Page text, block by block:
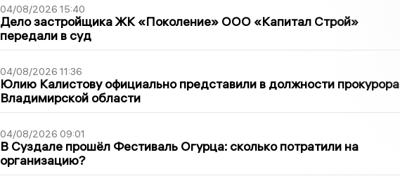
04/08/2026 15:40
Дело застройщика ЖК «Поколение» ООО «Капитал Строй»
передали в суд
04/08/2026 11:36
Юлию Калистову официально представили в должности прокурора
Владимирской области
04/08/2026 09:01
В Суздале прошёл Фестиваль Огурца: сколько потратили на
организацию?